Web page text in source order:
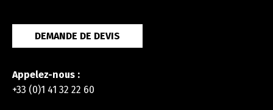
DEMANDE DE DEVIS
Appelez-nous :
+33 (0)1 41 32 22 60